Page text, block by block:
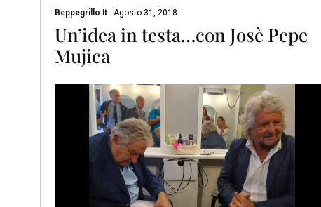
Beppegrillo.it - Agosto 31, 2018
Un’idea in testa…con Josè Pepe
Mujica